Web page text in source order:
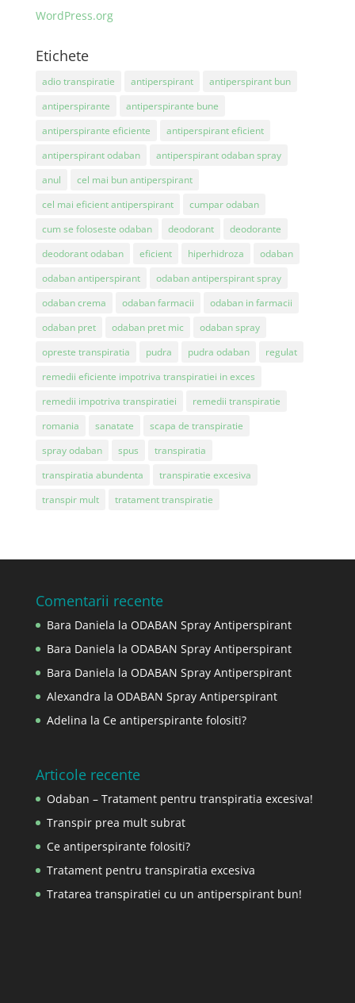
WordPress.org
Etichete
adio transpiratie antiperspirant
antiperspirant bun
antiperspirante
antiperspirante bune
antiperspirante eficiente
antiperspirant eficient
antiperspirant odaban
antiperspirant odaban spray
anul
cel mai bun antiperspirant
cel mai eficient antiperspirant
cumpar odaban
cum se foloseste odaban
deodorant
deodorante
deodorant odaban
eficient hiperhidroza
odaban
odaban antiperspirant
odaban antiperspirant spray
odaban crema
odaban farmacii
odaban in farmacii
odaban pret
odaban pret mic
odaban spray
opreste transpiratia
pudra pudra odaban
regulat
remedii eficiente impotriva transpiratiei in exces
remedii impotriva transpiratiei
remedii transpiratie
romania
sanatate
scapa de transpiratie
spray odaban
spus
transpiratia
transpiratia abundenta
transpiratie excesiva
transpir mult
tratament transpiratie
Comentarii recente
Bara Daniela la ODABAN Spray Antiperspirant
Bara Daniela la ODABAN Spray Antiperspirant
Bara Daniela la ODABAN Spray Antiperspirant
Alexandra la ODABAN Spray Antiperspirant
Adelina la Ce antiperspirante folositi?
Articole recente
Odaban – Tratament pentru transpiratia excesiva!
Transpir prea mult subrat
Ce antiperspirante folositi?
Tratament pentru transpiratia excesiva
Tratarea transpiratiei cu un antiperspirant bun!